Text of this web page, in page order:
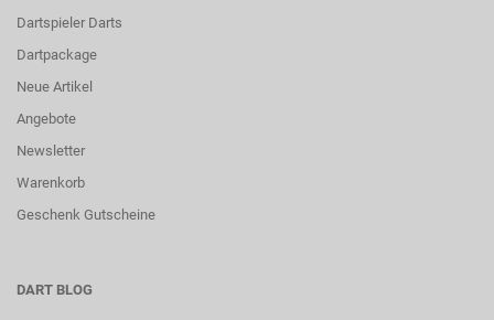
Dartspieler Darts
Dartpackage
Neue Artikel
Angebote
Newsletter
Warenkorb
Geschenk Gutscheine
DART BLOG